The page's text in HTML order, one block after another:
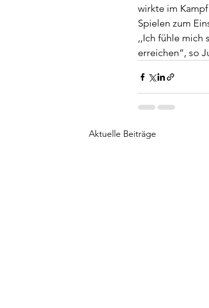
wirkte im
Spielen zum
,,Ich fühle mich
erreichen“, so
Aktuelle Beiträge